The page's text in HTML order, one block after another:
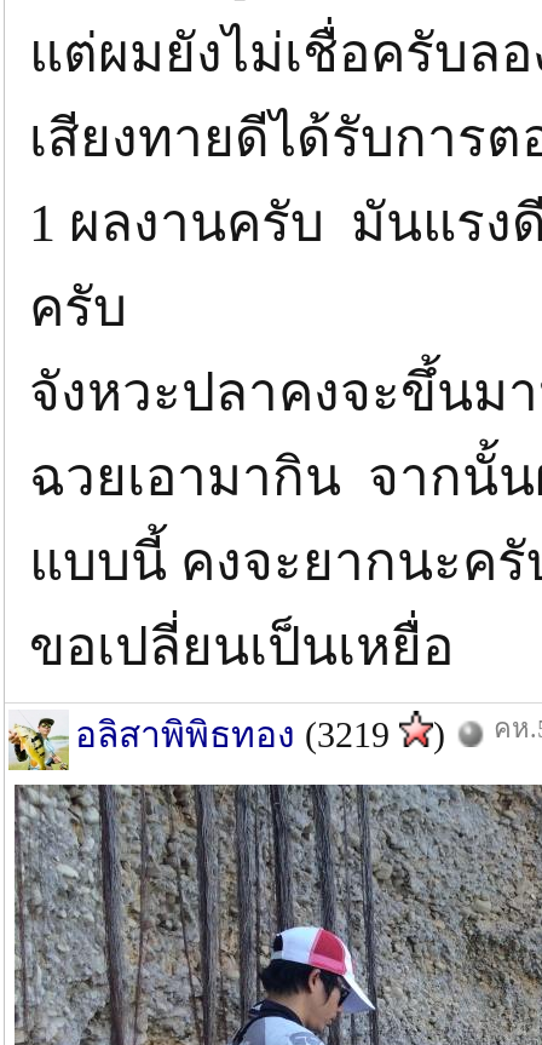
แต่ผมยังไม่เชื่อครับลอ
เสียงทายดีได้รับการ
1 ผลงานครับ มันแร
ครับ
จังหวะปลาคงจะขึ้นม
ฉวยเอามากิน จากนั้
แบบนี้ คงจะยากนะค
ขอเปลี่ยนเป็นเหยื่อ
อลิสาพิพิธทอง (3219 ) คห